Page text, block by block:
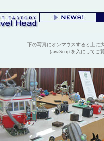
下の写真にオンマウスすると上に
(JavaScriptを入にしてご